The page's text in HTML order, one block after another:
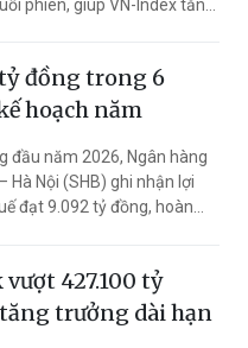
phiên, giúp VN-Index tăng
vùng 1.773 điểm – một
cực đối với xu hướng
đồng trong 6
hoạch năm
đầu năm 2026, Ngân hàng
Hà Nội (SHB) ghi nhận lợi
đạt 9.092 tỷ đồng, hoàn
427.100 tỷ
trưởng dài hạn